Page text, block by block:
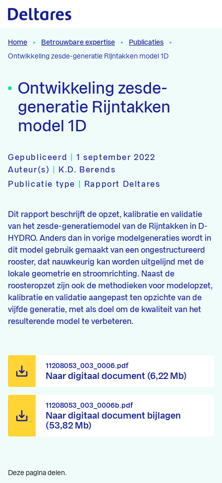
Naar hoofdcontent
Home Betrouwbare expertise
Publicaties
Ontwikkeling zesde-generatie Rijntakken model 1D
Ontwikkeling zesde-
generatie Rijntakken
model 1D
Gepubliceerd |1 september 2022
Auteur(s)
K.D. Berends
Publicatie type
Rapport Deltares
Dit rapport beschrijft de opzet, kalibratie en validatie
van het zesde-generatiemodel van de Rijntakken in D-
HYDRO. Anders dan in vorige modelgeneraties wordt in
dit model gebruik gemaakt van een ongestructureerd
rooster, dat nauwkeurig kan worden uitgelijnd met de
lokale geometrie en stroomrichting. Naast de
roosteropzet zijn ook de methodieken voor modelopzet,
kalibratie en validatie aangepast ten opzichte van de
vijfde generatie, met als doel om de kwaliteit van het
resulterende model te verbeteren.
Naar digitaal document (6,22 Mb)
11208053_003_0006.pdf
Naar digitaal document bijlagen
(53,82 Mb)
11208053_003_0006b.pdf
Deze pagina delen.